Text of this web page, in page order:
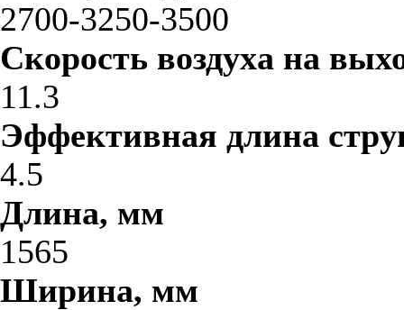
2700-3250-3500
Скорость воздуха на
11.3
Эффективная длина
4.5
Длина, мм
1565
Ширина, мм